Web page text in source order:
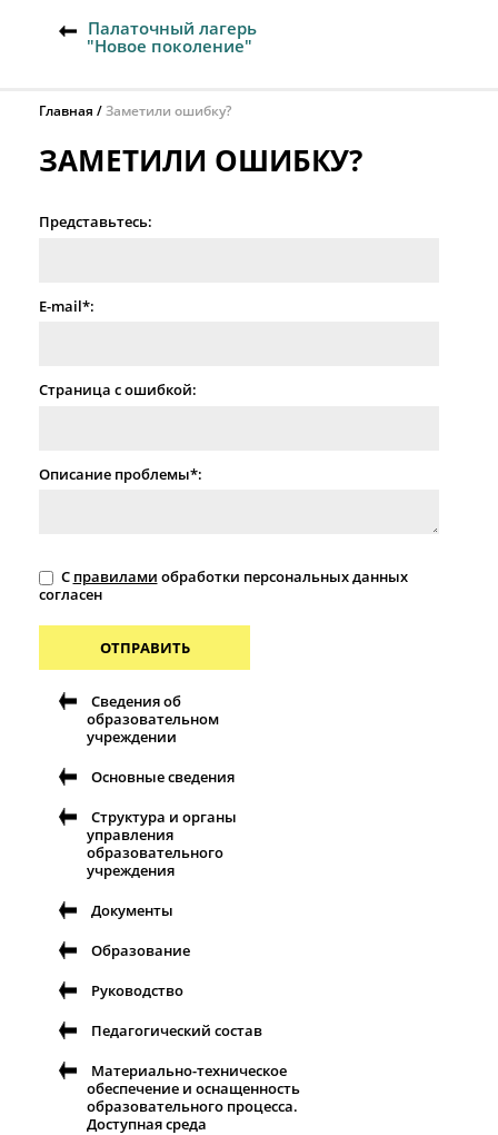
Палаточный лагерь
"Новое поколение"
Главная Заметили ошибку?
ЗАМЕТИЛИ ОШИБКУ?
Представьтесь:
E-mail*:
Страница с ошибкой:
Описание проблемы*:
С правилами обработки персональных данных
согласен
ОТПРАВИТЬ
Сведения об
образовательном
учреждении
Основные сведения
Структура и органы
управления
образовательного
учреждения
Документы
Образование
Руководство
Педагогический состав
Материально-техническое
обеспечение и оснащенность
образовательного процесса.
Доступная среда